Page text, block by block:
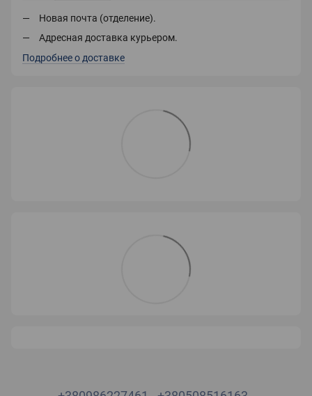
Новая почта (отделение).
Адресная доставка курьером.
Подробнее о доставке